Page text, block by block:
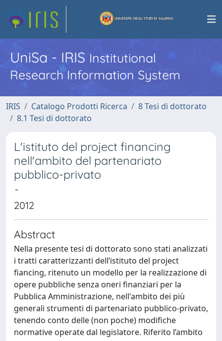
UniSa - IRISInstitutional
Research Information System
IRIS Catalogo Prodotti Ricerca
8 Tesi di dottorato
8.1 Tesi di dottorato
L'istituto del project financing
nell'ambito del partenariato
pubblico-privato
-
2012
Abstract
Nella presente tesi di dottorato sono stati analizzati
i tratti caratterizzanti dell’istituto del project
fiancing, ritenuto un modello per la realizzazione di
opere pubbliche senza oneri finanziari per la
Pubblica Amministrazione, nell'ambito dei più
generali strumenti di partenariato pubblico-privato,
tenendo conto delle (non poche) modifiche
normative operate dal legislatore. Riferito l’ambito